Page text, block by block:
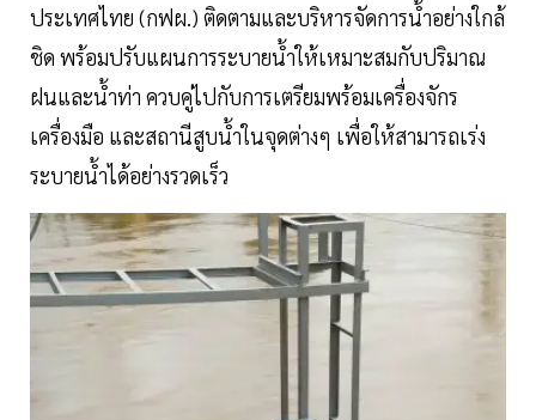
ประเทศไทย (กฟผ.) ติดตามและบริหารจัดการน้ำอย่างใกล้
ชิด พร้อมปรับแผนการระบายน้ำให้เหมาะสมกับปริมาณ
ฝนและน้ำท่า ควบคู่ไปกับการเตรียมพร้อมเครื่องจักร
เครื่องมือ และสถานีสูบน้ำในจุดต่างๆ เพื่อให้สามารถเร่ง
ระบายน้ำได้อย่างรวดเร็ว